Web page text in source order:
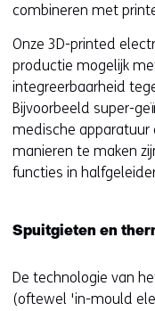
combineren met
Onze 3D-printed
productie mogelijk
integreerbaarheid
Bijvoorbeeld super-
medische apparatuur
manieren te maken
functies in
Spuitgieten en
De technologie van
(oftewel 'in-mould